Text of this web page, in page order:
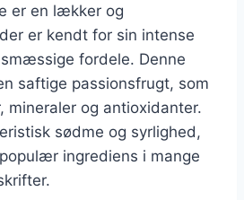
er en lækker og
er kendt for sin intense
fordele. Denne
saftige passionsfrugt, som
mineraler og antioxidanter.
sødme og syrlighed,
ingrediens i mange